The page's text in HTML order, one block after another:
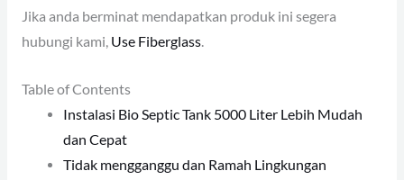
Jika anda berminat mendapatkan produk ini segera
hubungi kami, Use Fiberglass.
Table of Contents
Instalasi Bio Septic Tank 5000 Liter Lebih Mudah
dan Cepat
Tidak mengganggu dan Ramah Lingkungan